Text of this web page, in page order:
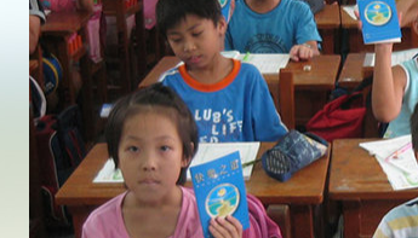
ein gutes Beispiel
der ganzen Welt
Ergebnisse in Schulen